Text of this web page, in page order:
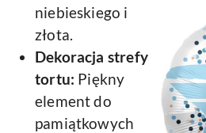
niebieskiego i
złota.
Dekoracja strefy
tortu: Piękny
element do
pamiątkowych